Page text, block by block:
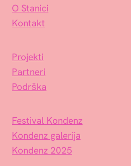
O Stanici
Kontakt
Projekti
Partneri
Podrška
Festival Kondenz
Kondenz galerija
Kondenz 2025